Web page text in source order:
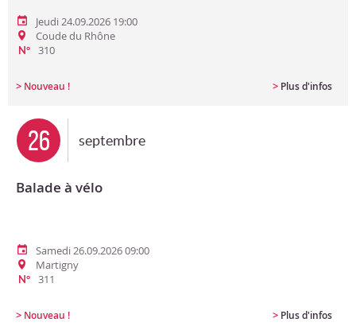
Jeudi 24.09.2026 19:00
Coude du Rhône
N° 310
> Nouveau ! > Plus d'infos
26 septembre
Balade à vélo
Samedi 26.09.2026 09:00
Martigny
N° 311
> Nouveau ! > Plus d'infos